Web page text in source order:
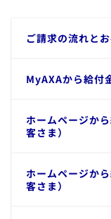
ご請求の流れと
​MyAXAから給付
ホームページか
客さま）
ホームページか
客さま）